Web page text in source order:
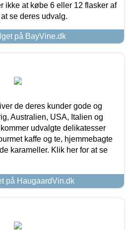
ikke at købe 6 eller 12 flasker af
se deres udvalg.
på BayVine.dk
de deres kunder gode og
Australien, USA, Italien og
udvalgte delikatesser
kaffe og te, hjemmebagte
karameller. Klik her for at se
på HaugaardVin.dk